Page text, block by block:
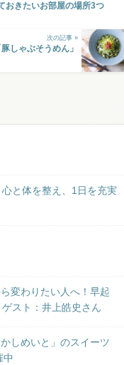
おきたいお部屋の場所3つ
次の記事 »
しゃぶそうめん」
と体を整え、1日を充実
変わりたい人へ！早起
スト：井上皓史さん
しめいと」のスイーツ
中